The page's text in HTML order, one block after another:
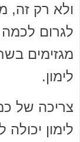
ולא רק זה,
לגרום לכמה
מגזימים
לימון.
צריכה של
לימון יכולה